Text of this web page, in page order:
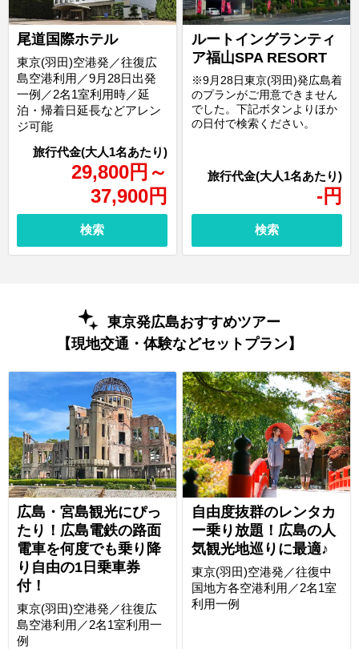
尾道国際ホテル
29,800円 ～
37,900円
東京(羽田)空港発／往復広
島空港利用／9月28日出発
一例／2名1室利用時／延
泊・帰着日延長などアレン
ジ可能
検索
ルートイングランティ
ア福山SPA RESORT
- 円
※9月28日東京(羽田)発広島着
のプランがご用意できません
でした。下記ボタンよりほか
の日付で検索ください。
検索
東京発広島おすすめツアー
【現地交通・体験などセットプラン】
広島・宮島観光にぴっ
たり！広島電鉄の路面
電車を何度でも乗り降
り自由の1日乗車券
付！
東京(羽田)空港発／往復広
島空港利用／2名1室利用一
例
自由度抜群のレンタカ
ー乗り放題！広島の人
気観光地巡りに最適♪
東京(羽田)空港発／往復中
国地方各空港利用／2名1室
利用一例